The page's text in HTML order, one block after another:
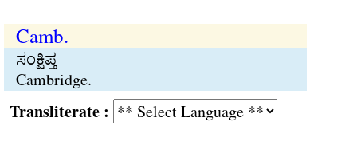
Camb.
ಸಂಕ್ಷಿಪ್ತ
Cambridge.
: